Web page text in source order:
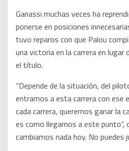
Ganassi muchas veces ha
ponerse en posiciones
tuvo reparos con que Palou
una victoria en la carrera en lugar
el título.
“Depende de la situación, del
entramos a esta carrera con ese
cada carrera, queremos ganar la
es como llegamos a este punto”,
cambiamos nada hoy. No puedes